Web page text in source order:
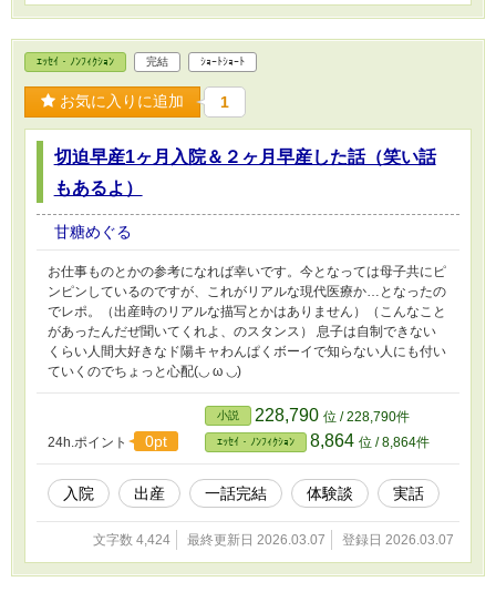
ｴｯｾｲ・ﾉﾝﾌｨｸｼｮﾝ 完結 ｼｮｰﾄｼｮｰﾄ
お気に入りに追加 1
切迫早産1ヶ月入院＆２ヶ月早産した話（笑い話
もあるよ）
甘糖めぐる
お仕事ものとかの参考になれば幸いです。今となっては母子共にピ
ンピンしているのですが、これがリアルな現代医療か…となったの
でレポ。（出産時のリアルな描写とかはありません）（こんなこと
があったんだぜ聞いてくれよ、のスタンス） 息子は自制できない
くらい人間大好きなド陽キャわんぱくボーイで知らない人にも付い
ていくのでちょっと心配(⁠◡⁠ ⁠ω⁠ ⁠◡⁠)
24h.ポイント 0pt
小説 228,790 位 / 228,790件
ｴｯｾｲ・ﾉﾝﾌｨｸｼｮﾝ 8,864 位 / 8,864件
入院 出産 一話完結 体験談 実話
文字数 4,424 最終更新日 2026.03.07 登録日 2026.03.07